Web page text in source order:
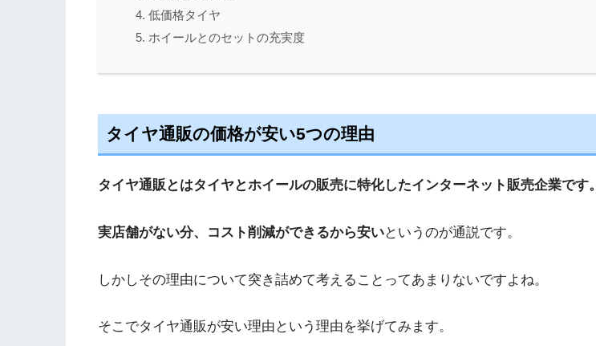
低価格タイヤ
ホイールとのセットの充実度
タイヤ通販の価格が安い5つの理由
タイヤ通販とはタイヤとホイールの販売に特化したインターネット販売企業です。
実店舗がない分、コスト削減ができるから安いというのが通説です。
しかしその理由について突き詰めて考えることってあまりないですよね。
そこでタイヤ通販が安い理由という理由を挙げてみます。